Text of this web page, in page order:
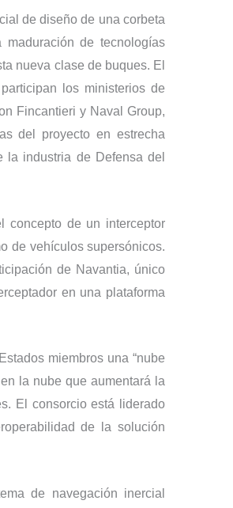
de diseño de una corbeta
maduración de tecnologías
nueva clase de buques. El
los ministerios de
Fincantieri y Naval Group,
del proyecto en estrecha
industria de Defensa del
concepto de un interceptor
de vehículos supersónicos.
de Navantia, único
en una plataforma
miembros una “nube
la nube que aumentará la
El consorcio está liderado
de la solución
de navegación inercial